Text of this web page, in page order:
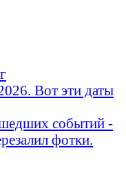
Вот эти даты
событий -
фотки.